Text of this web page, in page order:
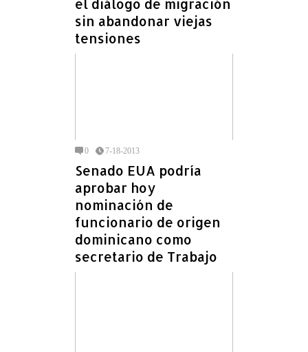
el diálogo de migración
sin abandonar viejas
tensiones
0 7-18-2013
Senado EUA podría
aprobar hoy
nominación de
funcionario de origen
dominicano como
secretario de Trabajo